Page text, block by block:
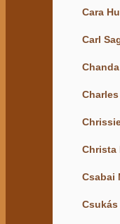
Cara
Carl
Christa
Csabai